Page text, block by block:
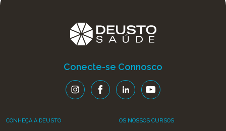
Conecte-se Connosco
CONHEÇA A DEUSTO OS NOSSOS CURSOS